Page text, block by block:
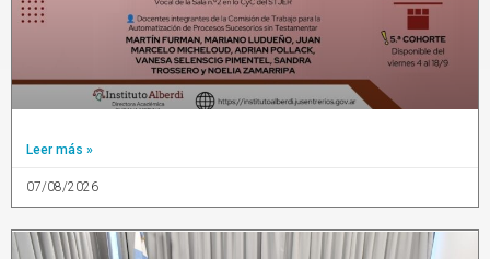
Leer más »
07/08/2026